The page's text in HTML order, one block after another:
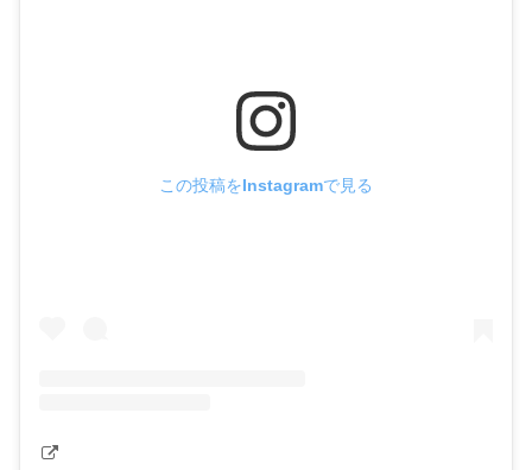
この投稿をInstagramで見る